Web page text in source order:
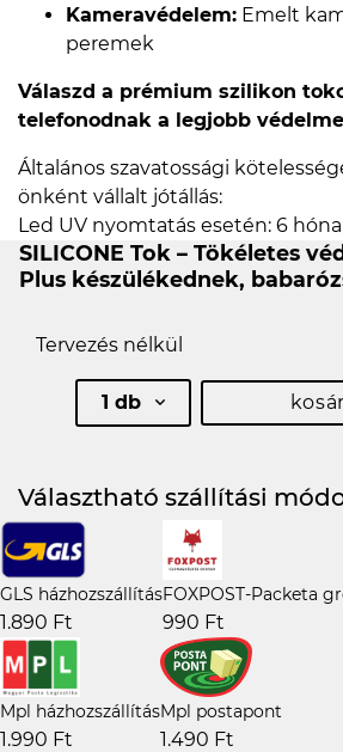
Kameravédelem: Emelt
peremek
Válaszd a prémium szilikon
telefonodnak a legjobb
Általános szavatossági
önként vállalt jótállás:
Led UV nyomtatás esetén: 6
SILICONE Tok – Tökéletes
Plus készülékednek,
Tervezés nélkül
1 db
Választható szállítási
GLS házhozszállítás
1.890 Ft
FOXPOST-Packeta
990 Ft
Mpl házhozszállítás
1.990 Ft
Mpl postapont
1.490 Ft